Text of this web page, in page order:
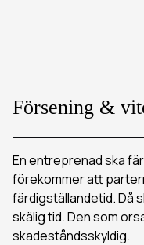
Försening &
En entreprenad ska
förekommer att
färdigställandetid. Då
skälig tid. Den som
skadeståndsskyldig.